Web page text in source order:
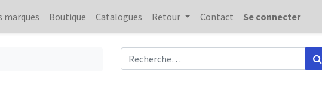
marques Boutique Catalogues Retour Contact Se connecter